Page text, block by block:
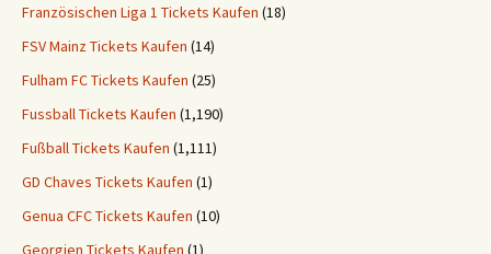
Französischen Liga 1 Tickets Kaufen (18)
FSV Mainz Tickets Kaufen (14)
Fulham FC Tickets Kaufen (25)
Fussball Tickets Kaufen (1,190)
Fußball Tickets Kaufen (1,111)
GD Chaves Tickets Kaufen (1)
Genua CFC Tickets Kaufen (10)
Georgien Tickets Kaufen (1)